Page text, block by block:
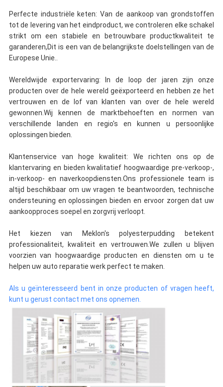
Perfecte industriële keten: Van de aankoop van grondstoffen
tot de levering van het eindproduct, we controleren elke schakel
strikt om een stabiele en betrouwbare productkwaliteit te
garanderen,Dit is een van de belangrijkste doelstellingen van de
Europese Unie..
Wereldwijde exportervaring: In de loop der jaren zijn onze
producten over de hele wereld geëxporteerd en hebben ze het
vertrouwen en de lof van klanten van over de hele wereld
gewonnen.Wij kennen de marktbehoeften en normen van
verschillende landen en regio's en kunnen u persoonlijke
oplossingen bieden.
Klantenservice van hoge kwaliteit: We richten ons op de
klantervaring en bieden kwalitatief hoogwaardige pre-verkoop-,
in-verkoop- en naverkoopdiensten.Ons professionele team is
altijd beschikbaar om uw vragen te beantwoorden, technische
ondersteuning en oplossingen bieden en ervoor zorgen dat uw
aankoopproces soepel en zorgvrij verloopt.
Het kiezen van Meklon's polyesterpudding betekent
professionaliteit, kwaliteit en vertrouwen.We zullen u blijven
voorzien van hoogwaardige producten en diensten om u te
helpen uw auto reparatie werk perfect te maken.
Als u geïnteresseerd bent in onze producten of vragen heeft,
kunt u gerust contact met ons opnemen.